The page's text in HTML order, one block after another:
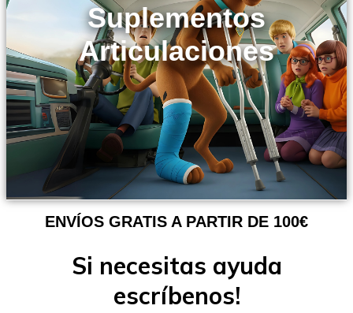
Suplementos
Articulaciones
ENVÍOS GRATIS A PARTIR DE 100€
Si necesitas ayuda
escríbenos!